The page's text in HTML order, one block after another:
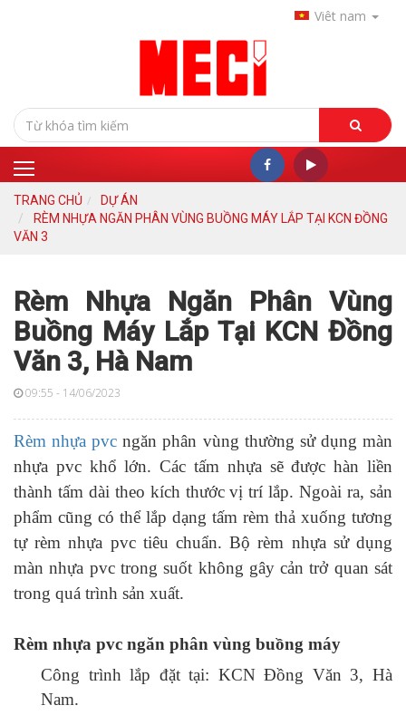
Viêt nam
TRANG CHỦ
DỰ ÁN
RÈM NHỰA NGĂN PHÂN VÙNG BUỒNG MÁY LẮP TẠI KCN ĐỒNG
VĂN 3
Rèm Nhựa Ngăn Phân Vùng
Buồng Máy Lắp Tại KCN Đồng
Văn 3, Hà Nam
09:55 - 14/06/2023
Rèm nhựa pvc ngăn phân vùng thường sử dụng màn
nhựa pvc khổ lớn. Các tấm nhựa sẽ được hàn liền
thành tấm dài theo kích thước vị trí lắp. Ngoài ra, sản
phẩm cũng có thể lắp dạng tấm rèm thả xuống tương
tự rèm nhựa pvc tiêu chuẩn. Bộ rèm nhựa sử dụng
màn nhựa pvc trong suốt không gây cản trở quan sát
trong quá trình sản xuất.
Rèm nhựa pvc ngăn phân vùng buồng máy
Công trình lắp đặt tại: KCN Đồng Văn 3, Hà
Nam.